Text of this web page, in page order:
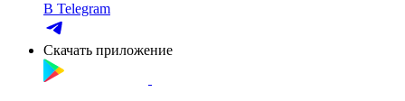
В Telegram
Скачать приложение